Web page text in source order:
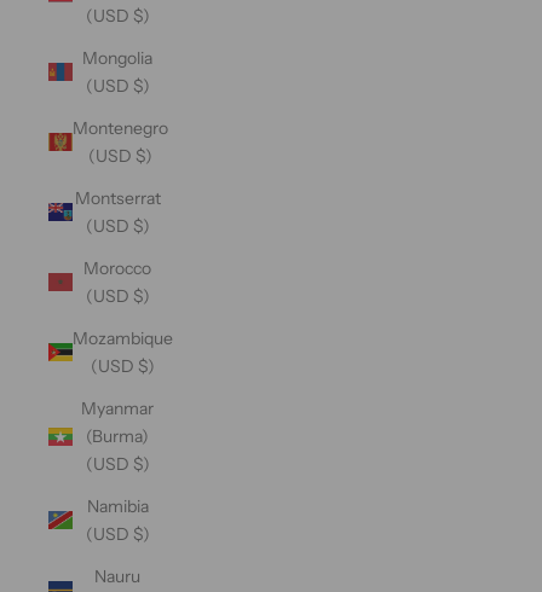
(USD $)
Mongolia
(USD $)
Montenegro
(USD $)
Montserrat
(USD $)
Morocco
(USD $)
Mozambique
(USD $)
Myanmar
(Burma)
(USD $)
Namibia
(USD $)
Nauru